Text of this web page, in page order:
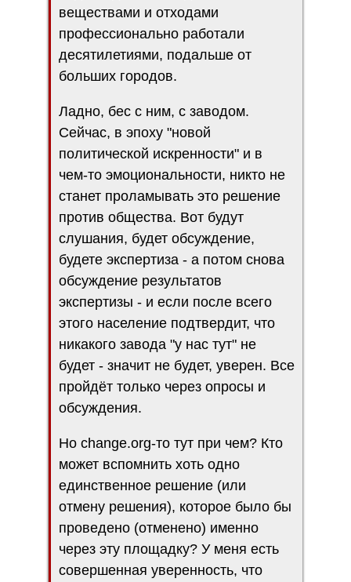
веществами и отходами
профессионально работали
десятилетиями, подальше от
больших городов.
Ладно, бес с ним, с заводом.
Сейчас, в эпоху "новой
политической искренности" и в
чем-то эмоциональности, никто не
станет проламывать это решение
против общества. Вот будут
слушания, будет обсуждение,
будете экспертиза - а потом снова
обсуждение результатов
экспертизы - и если после всего
этого население подтвердит, что
никакого завода "у нас тут" не
будет - значит не будет, уверен. Все
пройдёт только через опросы и
обсуждения.
Но change.org-то тут при чем? Кто
может вспомнить хоть одно
единственное решение (или
отмену решения), которое было бы
проведено (отменено) именно
через эту площадку? У меня есть
совершенная уверенность, что